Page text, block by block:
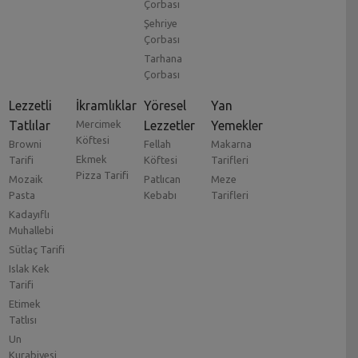
Çorbası
Şehriye
Çorbası
Tarhana
Çorbası
Lezzetli
Tatlılar
Browni
Tarifi
Mozaik
Pasta
Kadayıflı
Muhallebi
Sütlaç Tarifi
Islak Kek
Tarifi
Etimek
Tatlısı
Un
Kurabiyesi
İkramlıklar
Mercimek
Köftesi
Ekmek
Pizza Tarifi
Yöresel
Lezzetler
Fellah
Köftesi
Patlıcan
Kebabı
Yan
Yemekler
Makarna
Tarifleri
Meze
Tarifleri